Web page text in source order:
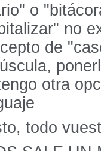
o
no
de
otra
todo